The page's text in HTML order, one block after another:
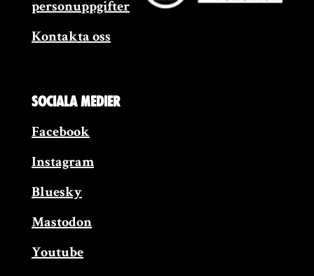
personuppgifter
Kontakta oss
Sociala medier
Facebook
Instagram
Bluesky
Mastodon
Youtube